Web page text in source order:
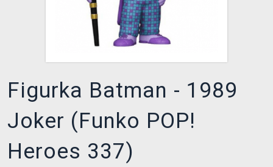
Figurka Batman - 1989
Joker (Funko POP!
Heroes 337)